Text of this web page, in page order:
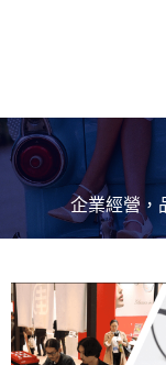
企業經營，